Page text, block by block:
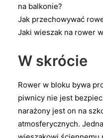
na balkonie?
Jak przechowywać
Jaki wieszak na rower
W skrócie
Rower w bloku bywa
piwnicy nie jest
narażony jest on na
atmosferycznych.